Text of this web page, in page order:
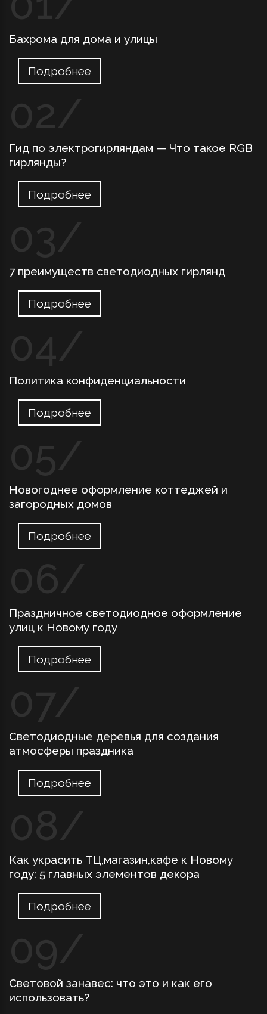
Бахрома для дома и улицы
Подробнее
Гид по электрогирляндам — Что такое RGB
гирлянды?
Подробнее
7 преимуществ светодиодных гирлянд
Подробнее
Политика конфиденциальности
Подробнее
Новогоднее оформление коттеджей и
загородных домов
Подробнее
Праздничное светодиодное оформление
улиц к Новому году
Подробнее
Светодиодные деревья для создания
атмосферы праздника
Подробнее
Как украсить ТЦ,магазин,кафе к Новому
году: 5 главных элементов декора
Подробнее
Световой занавес: что это и как его
использовать?